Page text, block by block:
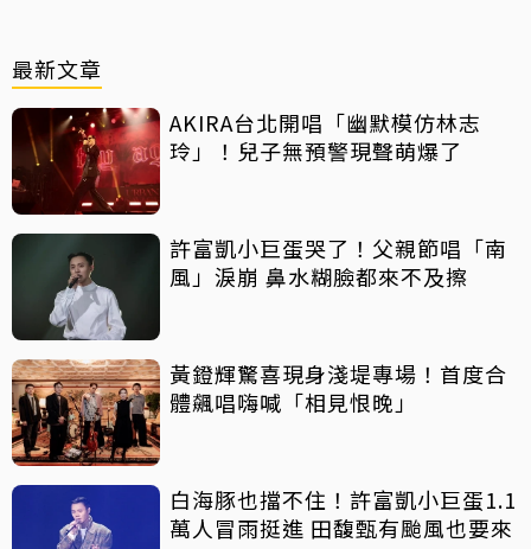
最新文章
AKIRA台北開唱「幽默模仿林志
玲」！兒子無預警現聲萌爆了
許富凱小巨蛋哭了！父親節唱「南
風」淚崩 鼻水糊臉都來不及擦
黃鐙輝驚喜現身淺堤專場！首度合
體飆唱嗨喊「相見恨晚」
白海豚也擋不住！許富凱小巨蛋1.1
萬人冒雨挺進 田馥甄有颱風也要來